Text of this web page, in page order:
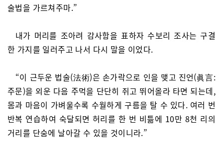
술법을 가르쳐주마.”
내가 머리를 조아려 감사함을 표하자 수보리 조사는 구결
한 가지를 일러주고 나서 다시 말을 이었다.
“이 근두운 법술(法術)은 손가락으로 인을 맺고 진언(眞言:
주문)을 외운 다음 주먹을 단단히 쥐고 뛰어올라 타면 되는데,
몸과 마음이 가벼울수록 수월하게 구름을 탈 수 있다. 여러 번
반복 연습하여 숙달되면 허리를 한 번 비틂에 10만 8천 리의
거리를 단숨에 날아갈 수 있을 것이니라.”